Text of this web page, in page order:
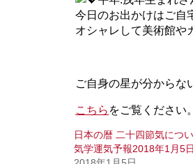
今日のお出かけはご自
オシャレして美術館や
ご自身の星が分からな
こちら をご覧ください。
日本の暦 二十四節気につ
気学運気予報2018年1月5日